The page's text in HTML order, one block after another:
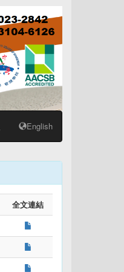
English
全文連結